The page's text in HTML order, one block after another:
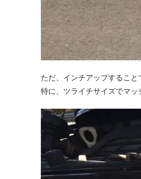
ただ、インチアップすること
特に、ツライチサイズでマッ